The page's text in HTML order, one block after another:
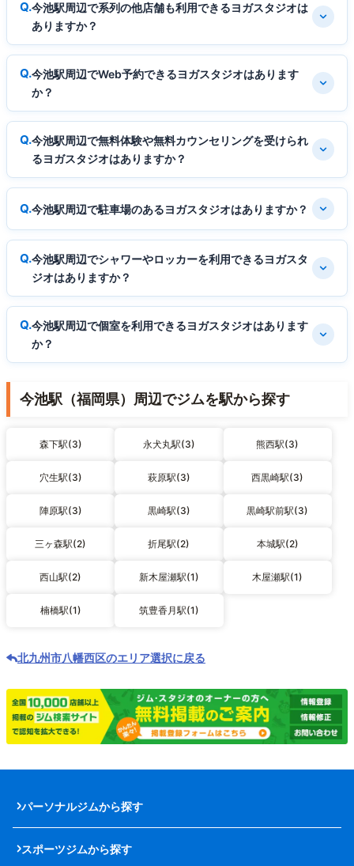
今池駅周辺で系列の他店舗も利用できるヨガスタジオは
ありますか？
今池駅周辺でWeb予約できるヨガスタジオはあります
か？
今池駅周辺で無料体験や無料カウンセリングを受けられ
るヨガスタジオはありますか？
今池駅周辺で駐車場のあるヨガスタジオはありますか？
今池駅周辺でシャワーやロッカーを利用できるヨガスタ
ジオはありますか？
今池駅周辺で個室を利用できるヨガスタジオはあります
か？
今池駅（福岡県）周辺でジムを駅から探す
森下駅(3) 永犬丸駅(3) 熊西駅(3)
穴生駅(3) 萩原駅(3) 西黒崎駅(3)
陣原駅(3) 黒崎駅(3) 黒崎駅前駅(3)
三ヶ森駅(2) 折尾駅(2) 本城駅(2)
西山駅(2) 新木屋瀬駅(1) 木屋瀬駅(1)
楠橋駅(1) 筑豊香月駅(1)
北九州市八幡西区のエリア選択に戻る
パーソナルジムから探す
スポーツジムから探す